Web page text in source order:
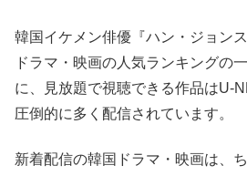
韓国イケメン俳優『ハン・ジョン
ドラマ・映画の人気ランキングの
に、見放題で視聴できる作品はU-
圧倒的に多く配信されています。
新着配信の韓国ドラマ・映画は、